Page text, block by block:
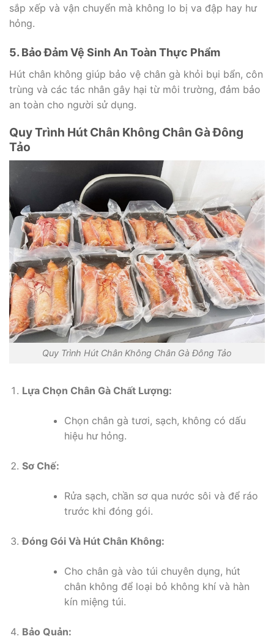
sắp xếp và vận chuyển mà không lo bị va đập hay hư
hỏng.
5. Bảo Đảm Vệ Sinh An Toàn Thực Phẩm
Hút chân không giúp bảo vệ chân gà khỏi bụi bẩn, côn
trùng và các tác nhân gây hại từ môi trường, đảm bảo
an toàn cho người sử dụng.
Quy Trình Hút Chân Không Chân Gà Đông
Tảo
Quy Trình Hút Chân Không Chân Gà Đông Tảo
Lựa Chọn Chân Gà Chất Lượng:
Chọn chân gà tươi, sạch, không có dấu
hiệu hư hỏng.
Sơ Chế:
Rửa sạch, chần sơ qua nước sôi và để ráo
trước khi đóng gói.
Đóng Gói Và Hút Chân Không:
Cho chân gà vào túi chuyên dụng, hút
chân không để loại bỏ không khí và hàn
kín miệng túi.
Bảo Quản: